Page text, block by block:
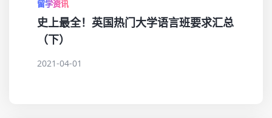
留学资讯
史上最全！英国热门大学语言班要求汇总
（下）
2021-04-01